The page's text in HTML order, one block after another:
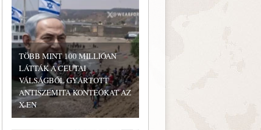
TÖBB MINT 100 MILLIÓAN
LÁTTÁK A CEUTAI
VÁLSÁGBÓL GYÁRTOTT
ANTISZEMITA KONTEÓKAT AZ
X-EN